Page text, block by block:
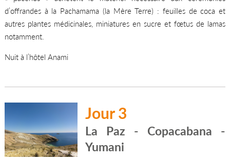
d’offrandes à la Pachamama (la Mère Terre) : feuilles de coca et
autres plantes médicinales, miniatures en sucre et fœtus de lamas
notamment.
Nuit à l’hôtel Anami
Jour 3
La Paz - Copacabana -
Yumani